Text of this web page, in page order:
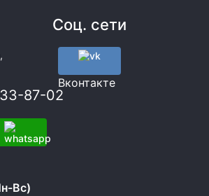
87-02
Вс)
Соц. сети
Вконтакте